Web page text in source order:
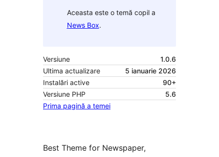
Aceasta este o temă copil a
News Box.
Versiune
1.0.6
Ultima actualizare
5 ianuarie 2026
Instalări active
90+
Versiune PHP
5.6
Prima pagină a temei
Best Theme for Newspaper,